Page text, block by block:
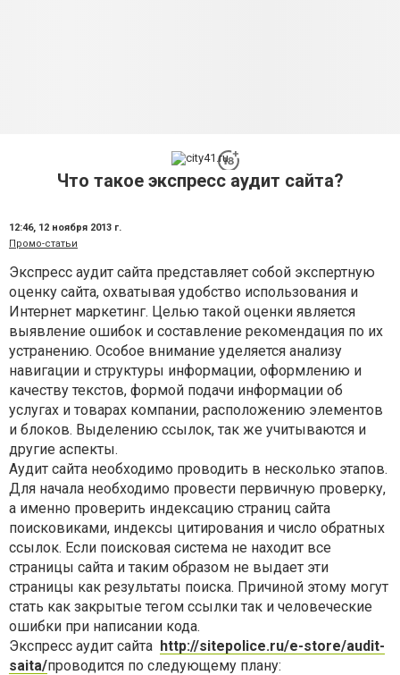
Что такое экспресс аудит сайта?
12:46, 12 ноября 2013 г.
Промо-статьи
Экспресс аудит сайта представляет собой экспертную
оценку сайта, охватывая удобство использования и
Интернет маркетинг. Целью такой оценки является
выявление ошибок и составление рекомендация по их
устранению. Особое внимание уделяется анализу
навигации и структуры информации, оформлению и
качеству текстов, формой подачи информации об
услугах и товарах компании, расположению элементов
и блоков. Выделению ссылок, так же учитываются и
другие аспекты.
Аудит сайта необходимо проводить в несколько этапов.
Для начала необходимо провести первичную проверку,
а именно проверить индексацию страниц сайта
поисковиками, индексы цитирования и число обратных
ссылок. Если поисковая система не находит все
страницы сайта и таким образом не выдает эти
страницы как результаты поиска. Причиной этому могут
стать как закрытые тегом ссылки так и человеческие
ошибки при написании кода.
Экспресс аудит сайта http://sitepolice.ru/e-store/audit-
saita/проводится по следующему плану: